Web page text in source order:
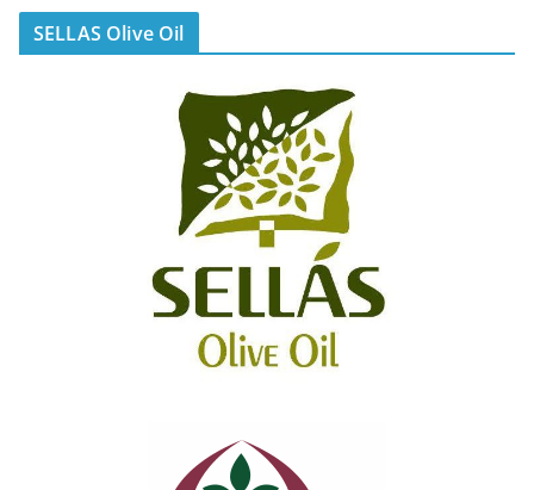
SELLAS Olive Oil